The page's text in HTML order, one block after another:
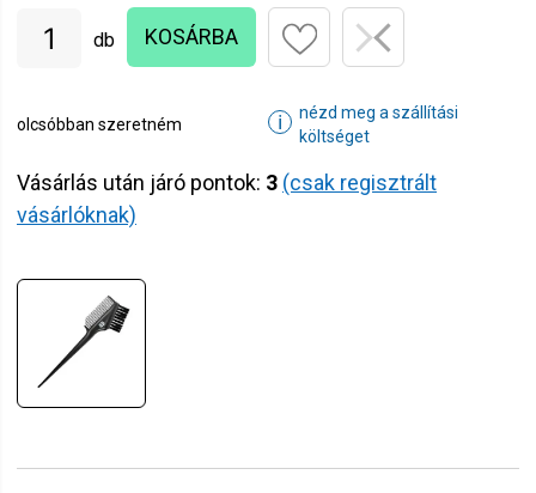
db KOSÁRBA
olcsóbban szeretném ℹ
nézd meg a szállítási
költséget
Vásárlás után járó pontok: 3 (csak regisztrált
vásárlóknak)